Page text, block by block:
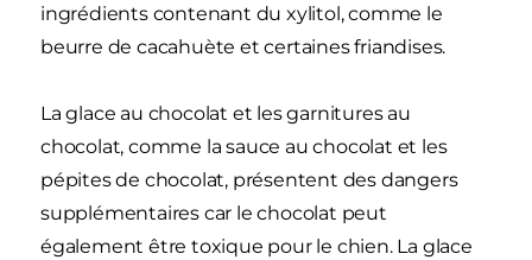
ingrédients contenant du xylitol, comme le
beurre de cacahuète et certaines friandises.
La glace au chocolat et les garnitures au
chocolat, comme la sauce au chocolat et les
pépites de chocolat, présentent des dangers
supplémentaires car le chocolat peut
également être toxique pour le chien. La glace